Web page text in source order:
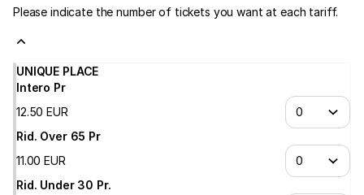
Comunale
Città
Please indicate the number of tickets you want at each tariff.
UNIQUE PLACE
Intero Pr
12.50 EUR
Rid. Over 65 Pr
11.00 EUR
Rid. Under 30 Pr.